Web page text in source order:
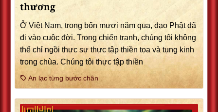
thương
Ở Việt Nam, trong bốn mươi năm qua, đạo Phật đã
đi vào cuộc đời. Trong chiến tranh, chúng tôi không
thể chỉ ngồi thực sự thực tập thiền tọa và tụng kinh
trong chùa. Chúng tôi thực tập thiền
An lạc từng bước chân